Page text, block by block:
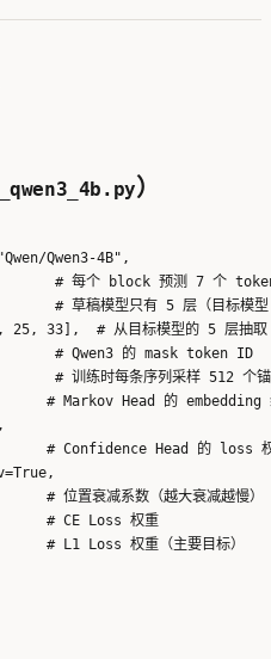
）
Qwen3-4B",
# 每个 block 预测 7 个
# 草稿模型只有 5 层（目标模
33],  # 从目标模型的 5 层抽
# Qwen3 的 mask token ID
# 训练时每条序列采样 512 个
# Markov Head 的 embedding
# Confidence Head 的 loss
# 位置衰减系数（越大衰减越慢）
# CE Loss 权重
# L1 Loss 权重（主要目标）